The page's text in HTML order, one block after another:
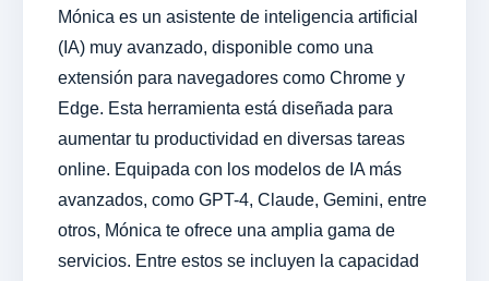
Mónica es un asistente de inteligencia artificial
(IA) muy avanzado, disponible como una
extensión para navegadores como Chrome y
Edge. Esta herramienta está diseñada para
aumentar tu productividad en diversas tareas
online. Equipada con los modelos de IA más
avanzados, como GPT-4, Claude, Gemini, entre
otros, Mónica te ofrece una amplia gama de
servicios. Entre estos se incluyen la capacidad